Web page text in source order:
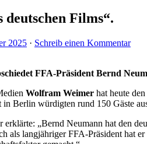
deutschen Films“.
2025 · Schreib einen Kommentar
FFA-Präsident Bernd
Wolfram Weimer hat heute den
in Berlin würdigten rund 150 Gäste
erklärte: „Bernd Neumann hat den
als langjähriger FFA-Präsident hat